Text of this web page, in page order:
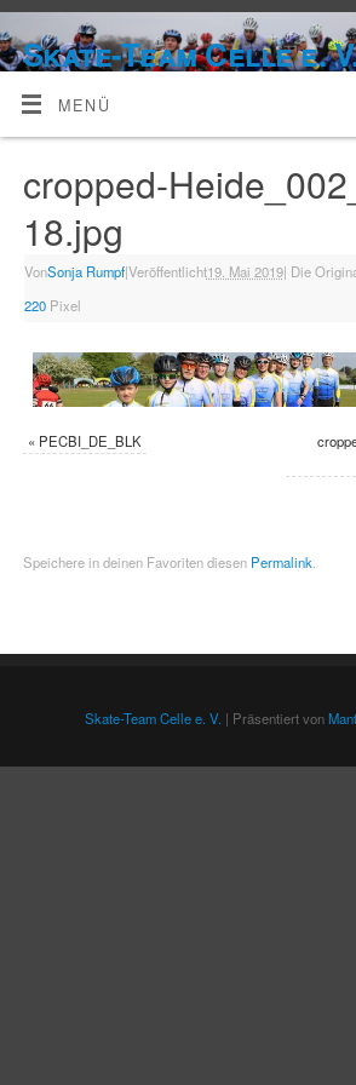
Skate-Team Celle e.
MENÜ
cropped-
18.jpg
VonSonja Rumpf|Veröffentlicht19. Mai 2019| Die
220Pixel
« PECBI_DE_BLK
Speichere in deinen Favoriten diesen Permalink
Skate-Team Celle e. V.| Präsentiert von